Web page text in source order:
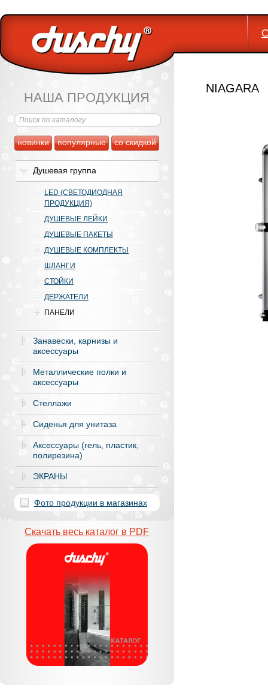
NIAGARA
НАША ПРОДУКЦИЯ
новинки популярные со скидкой
Душевая группа
LED (СВЕТОДИОДНАЯ
ПРОДУКЦИЯ)
ДУШЕВЫЕ ЛЕЙКИ
ДУШЕВЫЕ ПАКЕТЫ
ДУШЕВЫЕ КОМПЛЕКТЫ
ШЛАНГИ
СТОЙКИ
ДЕРЖАТЕЛИ
ПАНЕЛИ
Занавески, карнизы и
аксессуары
Металлические полки и
аксессуары
Стеллажи
Сиденья для унитаза
Аксесcуары (гель, пластик,
полирезина)
ЭКРАНЫ
Фото продукции в магазинах
Скачать весь каталог в PDF